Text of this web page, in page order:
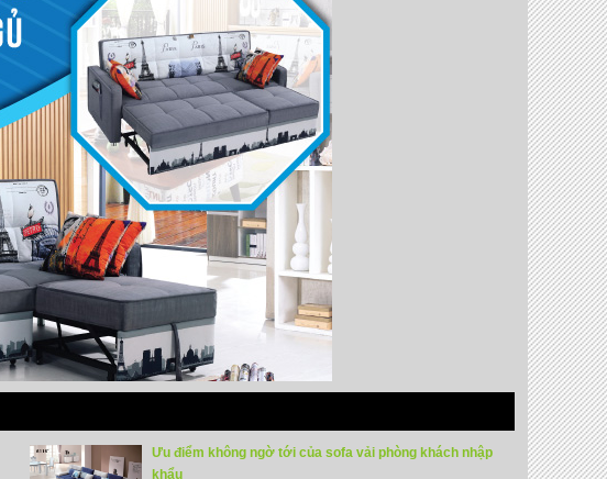
Ưu điểm không ngờ tới của sofa vải phòng khách nhập
khẩu